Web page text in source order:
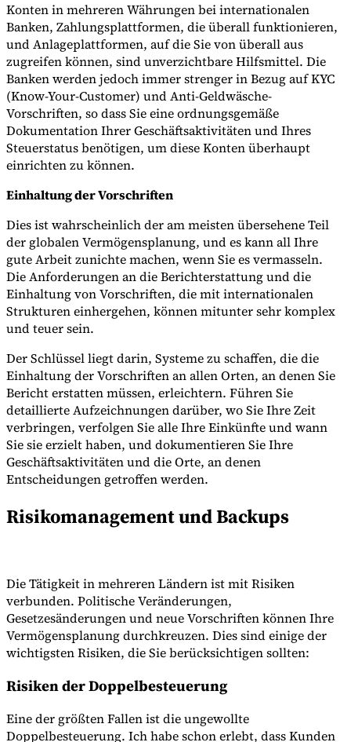
Konten in mehreren Währungen bei internationalen
Banken, Zahlungsplattformen, die überall funktionieren,
und Anlageplattformen, auf die Sie von überall aus
zugreifen können, sind unverzichtbare Hilfsmittel. Die
Banken werden jedoch immer strenger in Bezug auf KYC
(Know-Your-Customer) und Anti-Geldwäsche-
Vorschriften, so dass Sie eine ordnungsgemäße
Dokumentation Ihrer Geschäftsaktivitäten und Ihres
Steuerstatus benötigen, um diese Konten überhaupt
einrichten zu können.
Einhaltung der Vorschriften
Dies ist wahrscheinlich der am meisten übersehene Teil
der globalen Vermögensplanung, und es kann all Ihre
gute Arbeit zunichte machen, wenn Sie es vermasseln.
Die Anforderungen an die Berichterstattung und die
Einhaltung von Vorschriften, die mit internationalen
Strukturen einhergehen, können mitunter sehr komplex
und teuer sein.
Der Schlüssel liegt darin, Systeme zu schaffen, die die
Einhaltung der Vorschriften an allen Orten, an denen Sie
Bericht erstatten müssen, erleichtern. Führen Sie
detaillierte Aufzeichnungen darüber, wo Sie Ihre Zeit
verbringen, verfolgen Sie alle Ihre Einkünfte und wann
Sie sie erzielt haben, und dokumentieren Sie Ihre
Geschäftsaktivitäten und die Orte, an denen
Entscheidungen getroffen werden.
Risikomanagement und Backups
Die Tätigkeit in mehreren Ländern ist mit Risiken
verbunden. Politische Veränderungen,
Gesetzesänderungen und neue Vorschriften können Ihre
Vermögensplanung durchkreuzen. Dies sind einige der
wichtigsten Risiken, die Sie berücksichtigen sollten:
Risiken der Doppelbesteuerung
Eine der größten Fallen ist die ungewollte
Doppelbesteuerung. Ich habe schon erlebt, dass Kunden